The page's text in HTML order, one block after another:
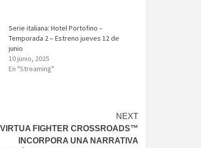
Serie italiana: Hotel Portofino –
Temporada 2 – Estreno jueves 12 de
junio
10 junio, 2025
En "Streaming"
NEXT
VIRTUA FIGHTER CROSSROADS™
INCORPORA UNA NARRATIVA